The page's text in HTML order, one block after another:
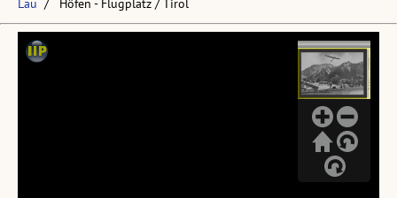
Lau
Höfen - Flugplatz / Tirol